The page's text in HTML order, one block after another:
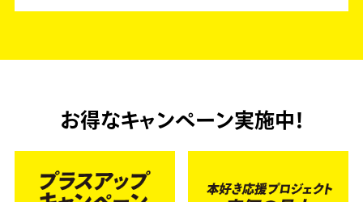
お得なキャンペーン実施中！